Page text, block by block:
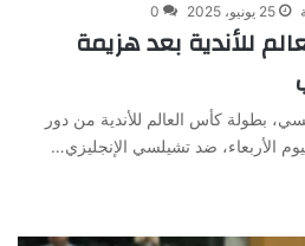
25 يونيو، 2025 0
للأندية بعد هزيمة
بطولة كأس العالم للأندية من دور
الأربعاء، ضد تشيلسي الإنجليزي…